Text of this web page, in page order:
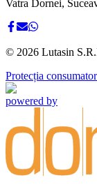
Vatra Dornei,
© 2026 Lutasin
Protecția
powered by